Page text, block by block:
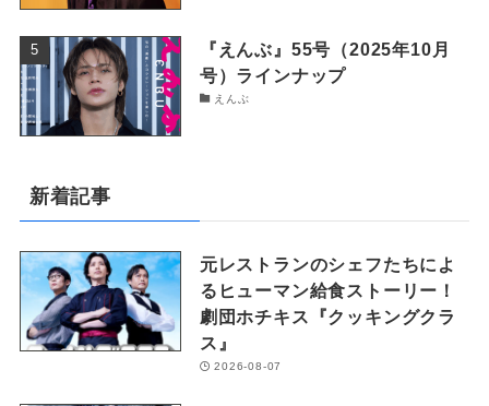
『えんぶ』55号（2025年10月
号）ラインナップ
えんぶ
新着記事
元レストランのシェフたちによ
るヒューマン給食ストーリー！
劇団ホチキス『クッキングクラ
ス』
2026-08-07